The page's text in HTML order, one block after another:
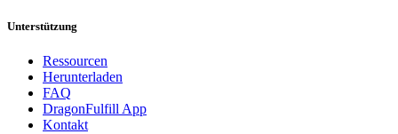
Unterstützung
Ressourcen
Herunterladen
FAQ
DragonFulfill App
Kontakt